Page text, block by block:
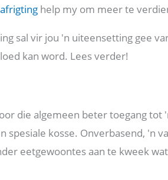
help my om meer te
sal vir jou 'n uiteensetting gee
kan word. Lees verder!
die algemeen beter toegang
spesiale kosse. Onverbasend, 'n
eetgewoontes aan te kweek